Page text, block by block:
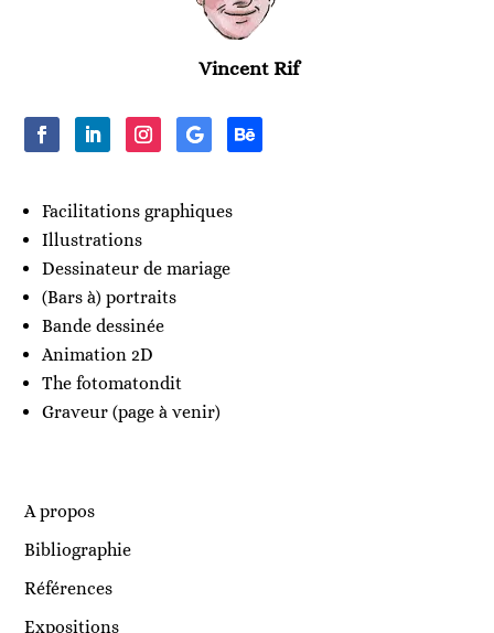
Vincent Rif
Facilitations graphiques
Illustrations
Dessinateur de mariage
(Bars à) portraits
Bande dessinée
Animation 2D
The fotomatondit
Graveur (page à venir)
A propos
Bibliographie
Références
Expositions